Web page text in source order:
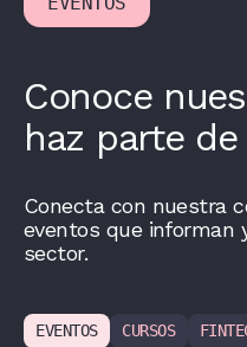
Conoce
haz parte
Conecta con nuestra
eventos que informan
sector.
EVENTOS CURSOS